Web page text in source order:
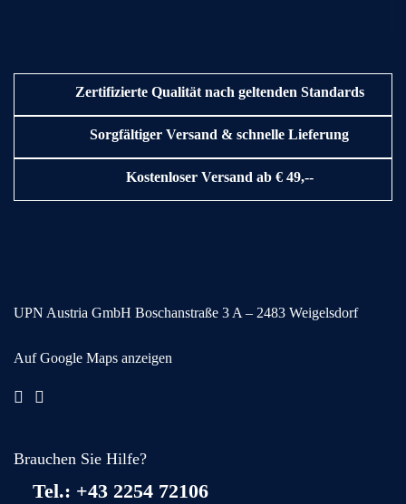
Zertifizierte Qualität nach geltenden Standards
Sorgfältiger Versand & schnelle Lieferung
Kostenloser Versand ab € 49,--
UPN Austria GmbH Boschanstraße 3 A – 2483 Weigelsdorf
Auf Google Maps anzeigen
Brauchen Sie Hilfe?
Tel.: +43 2254 72106